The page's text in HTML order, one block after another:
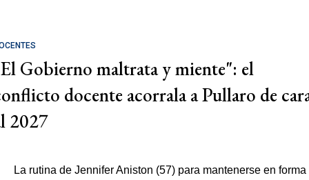
Gobierno maltrata y miente": el
docente acorrala a Pullaro de
2027